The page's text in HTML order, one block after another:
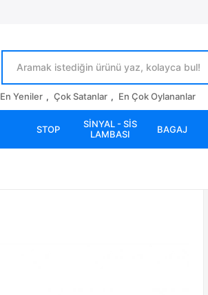
En Yeniler , Çok Satanlar , En Çok Oylananlar
STOP
SİNYAL - SİS
LAMBASI
BAGAJ